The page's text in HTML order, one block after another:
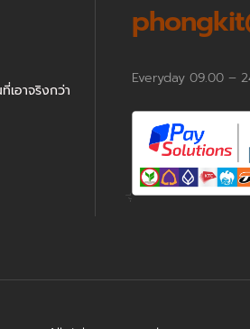
เอาจริงกว่า
Everyday 09.00 –